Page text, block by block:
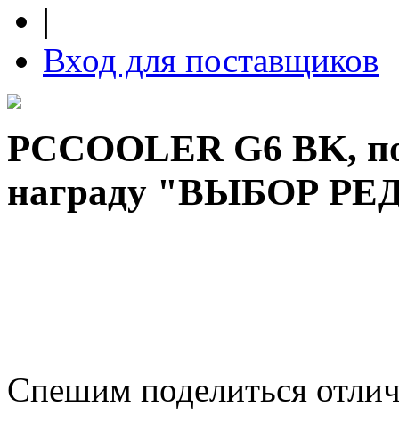
|
Вход для поставщиков
PCCOOLER G6 BK,
награду "ВЫБОР
Спешим поделиться